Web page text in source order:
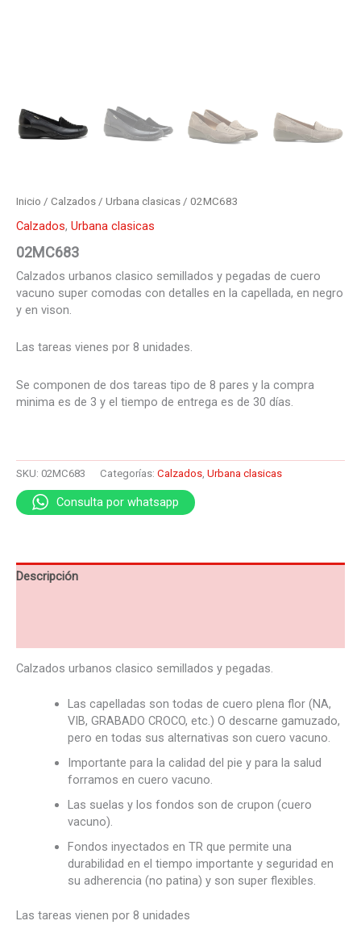
Inicio / Calzados / Urbana clasicas / 02MC683
Calzados, Urbana clasicas
02MC683
Calzados urbanos clasico semillados y pegadas de cuero
vacuno super comodas con detalles en la capellada, en negro
y en vison.
Las tareas vienes por 8 unidades.
Se componen de dos tareas tipo de 8 pares y la compra
minima es de 3 y el tiempo de entrega es de 30 días.
SKU: 02MC683 Categorías: Calzados, Urbana clasicas
Consulta por whatsapp
Descripción
Calzados urbanos clasico semillados y pegadas.
Las capelladas son todas de cuero plena flor (NA,
VIB, GRABADO CROCO, etc.) O descarne gamuzado,
pero en todas sus alternativas son cuero vacuno.
Importante para la calidad del pie y para la salud
forramos en cuero vacuno.
Las suelas y los fondos son de crupon (cuero
vacuno).
Fondos inyectados en TR que permite una
durabilidad en el tiempo importante y seguridad en
su adherencia (no patina) y son super flexibles.
Las tareas vienen por 8 unidades